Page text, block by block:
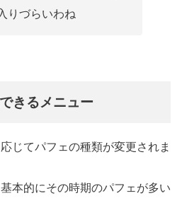
りづらいわね
きるメニュー
じてパフェの種類が変更されま
本的にその時期のパフェが多い